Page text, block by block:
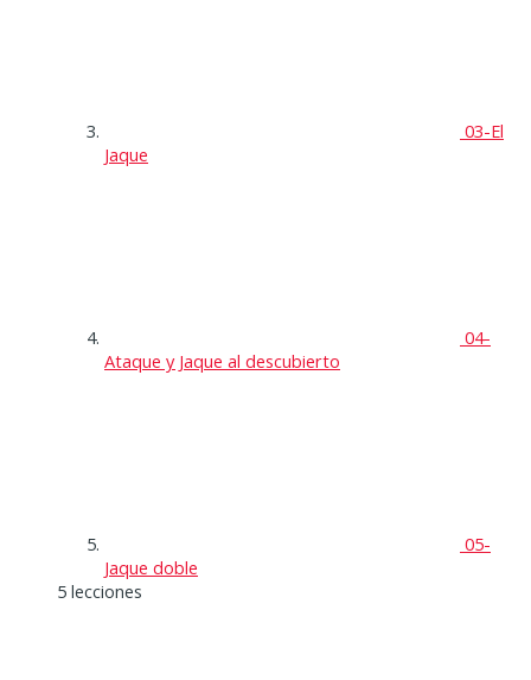
03-El
Jaque
04-
Ataque y Jaque al descubierto
05-
Jaque doble
5 lecciones